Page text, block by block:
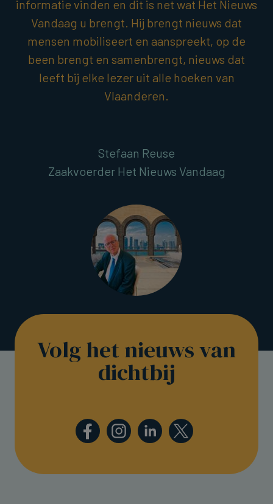
informatie vinden en dit is net wat Het Nieuws
Vandaag u brengt. Hij brengt nieuws dat
mensen mobiliseert en aanspreekt, op de
been brengt en samenbrengt, nieuws dat
leeft bij elke lezer uit alle hoeken van
Vlaanderen.
Stefaan Reuse
Zaakvoerder Het Nieuws Vandaag
Volg het nieuws van
dichtbij